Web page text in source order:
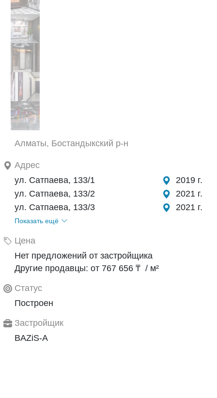
Алматы, Бостандыкский р-н
Адрес
ул. Сатпаева, 133/1
2019 г.
ул. Сатпаева, 133/2
2021 г.
ул. Сатпаева, 133/3
2021 г.
Показать ещё
Цена
Нет предложений от застройщика
Другие продавцы: от 767 656 ₸ / м²
Статус
Построен
Застройщик
BAZiS-A